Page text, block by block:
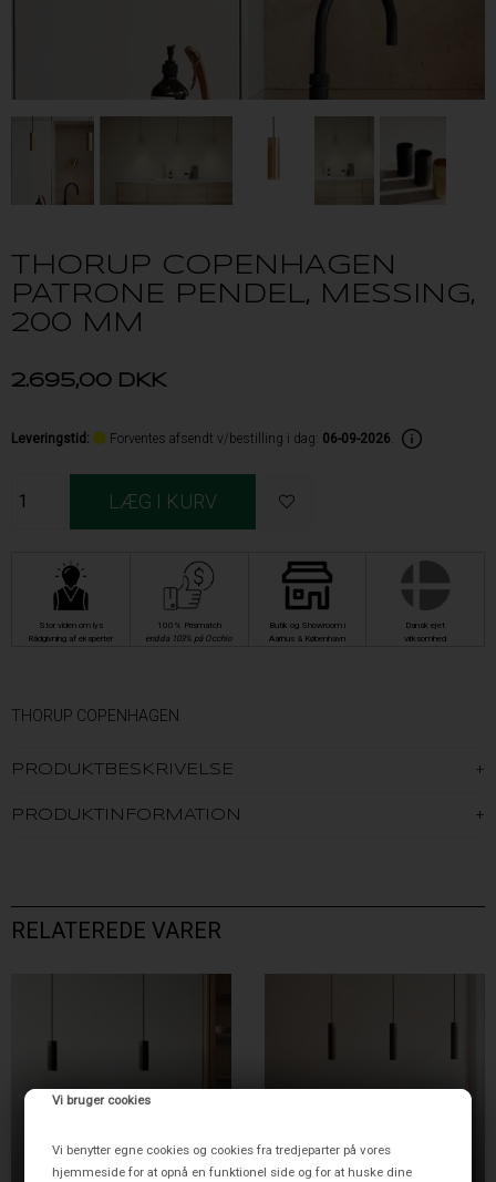
Vi bruger cookies
Vi benytter egne cookies og cookies fra tredjeparter på vores
hjemmeside for at opnå en funktionel side og for at huske dine
THORUP COPENHAGEN
PATRONE PENDEL, MESSING,
200 MM
2.695,00 DKK
Leveringstid : Forventes afsendt v/bestilling i dag: 06-09-2026
Stor viden om lys
Rådgivning af eksperter
100% Prismatch
endda 103% på Occhio
Butik og Showroom i
Aarhus & København
Dansk ejet
virksomhed
THORUP COPENHAGEN
PRODUKTBESKRIVELSE
PRODUKTINFORMATION
RELATEREDE VARER
PATRONE PENDEL,
MM
2.995,00 DKK
PATRONE PENDEL,
MM
3.495,00 DKK